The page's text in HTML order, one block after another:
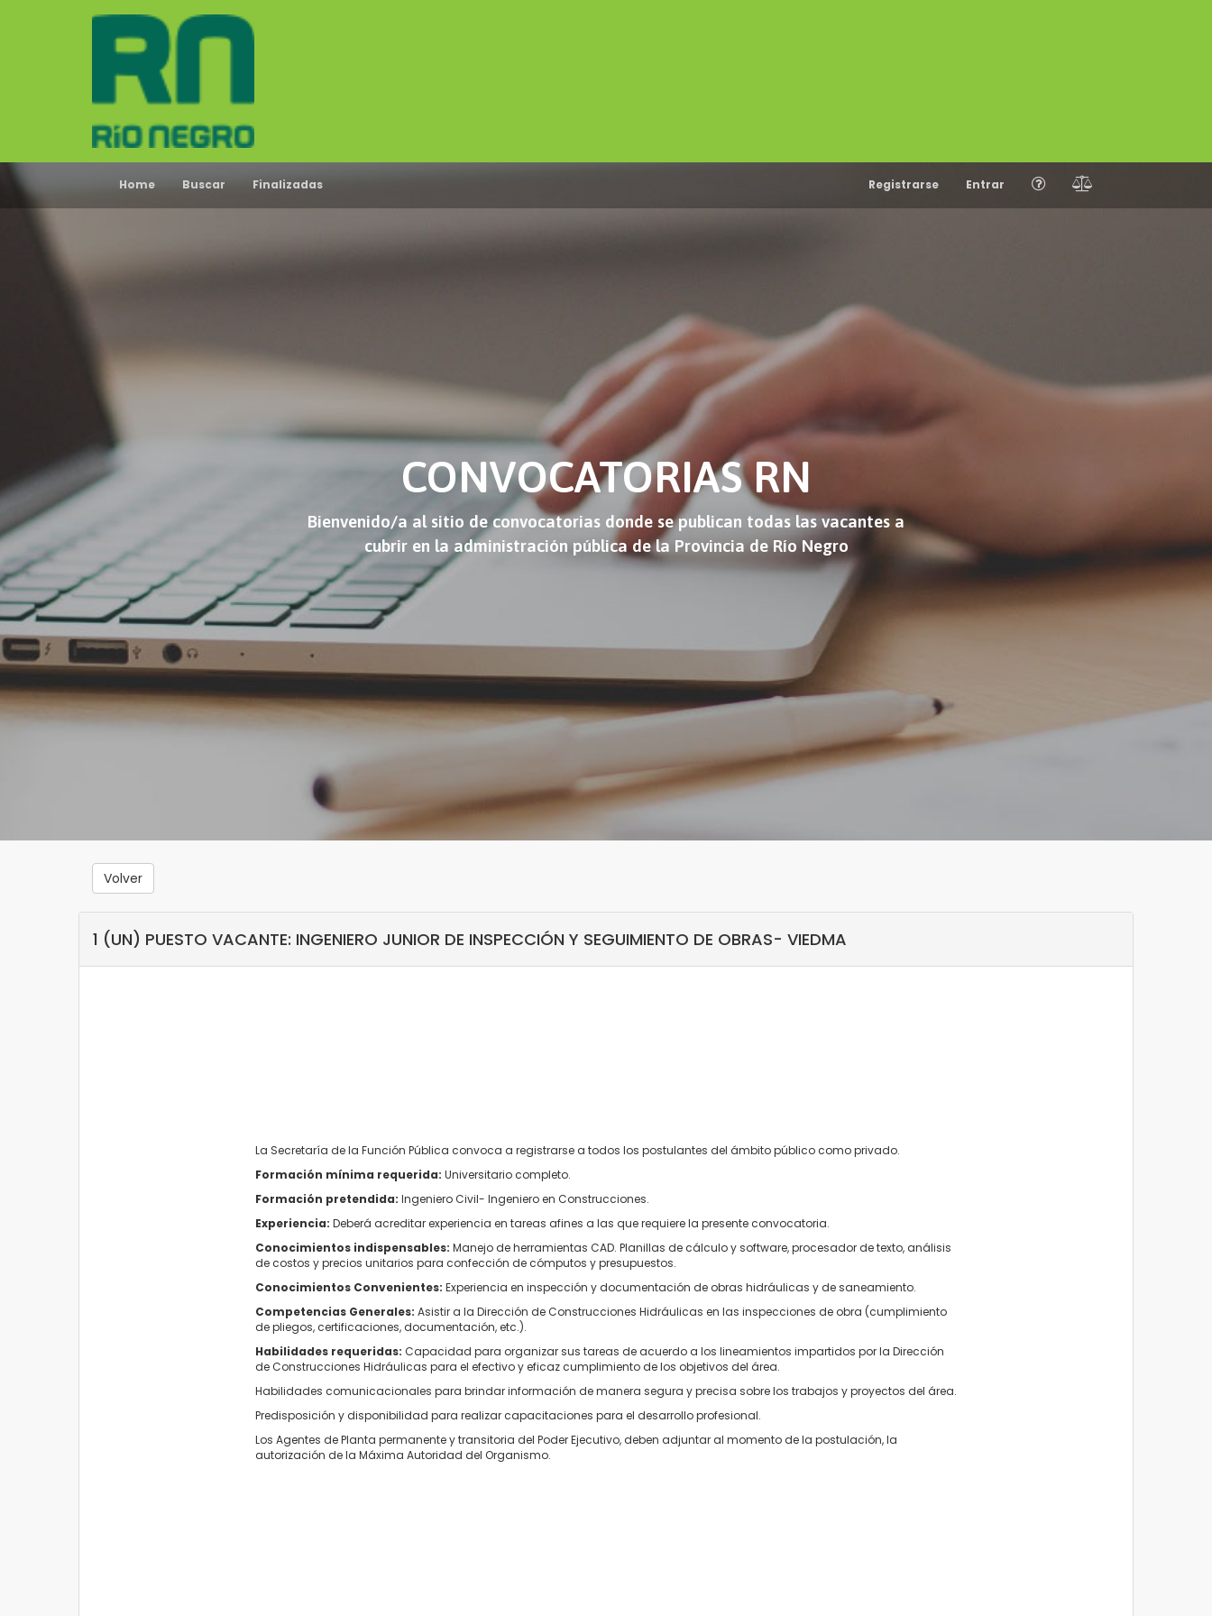
Home Buscar Finalizadas Registrarse Entrar
CONVOCATORIAS RN
Bienvenido/a al sitio de convocatorias donde se publican todas las vacantes a
cubrir en la administración pública de la Provincia de Río Negro
Volver
1 (UN) PUESTO VACANTE: INGENIERO JUNIOR DE INSPECCIÓN Y SEGUIMIENTO DE OBRAS- VIEDMA
La Secretaría de la Función Pública convoca a registrarse a todos los postulantes del ámbito público como privado.
Formación mínima requerida: Universitario completo.
Formación pretendida: Ingeniero Civil- Ingeniero en Construcciones.
Experiencia: Deberá acreditar experiencia en tareas afines a las que requiere la presente convocatoria.
Conocimientos indispensables: Manejo de herramientas CAD. Planillas de cálculo y software, procesador de texto, análisis
de costos y precios unitarios para confección de cómputos y presupuestos.
Conocimientos Convenientes: Experiencia en inspección y documentación de obras hidráulicas y de saneamiento.
Competencias Generales: Asistir a la Dirección de Construcciones Hidráulicas en las inspecciones de obra (cumplimiento
de pliegos, certificaciones, documentación, etc.).
Habilidades requeridas: Capacidad para organizar sus tareas de acuerdo a los lineamientos impartidos por la Dirección
de Construcciones Hidráulicas para el efectivo y eficaz cumplimiento de los objetivos del área.
Habilidades comunicacionales para brindar información de manera segura y precisa sobre los trabajos y proyectos del área.
Predisposición y disponibilidad para realizar capacitaciones para el desarrollo profesional.
Los Agentes de Planta permanente y transitoria del Poder Ejecutivo, deben adjuntar al momento de la postulación, la
autorización de la Máxima Autoridad del Organismo.